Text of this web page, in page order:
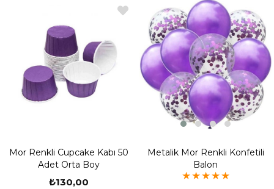
Mor Renkli Cupcake Kabı 50
Adet Orta Boy
₺130,00
Metalik Mor Renkli Konfetili
Balon
★★★★★